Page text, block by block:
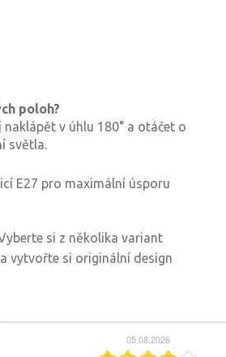
poloh?
v úhlu 180° a otáčet o
světla.
E27 pro maximální úsporu
si z několika variant
vytvořte si originální design